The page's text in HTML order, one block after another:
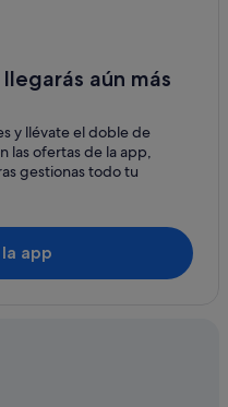
aún más
y llévate el doble de
las ofertas de la app,
gestionas todo tu
app